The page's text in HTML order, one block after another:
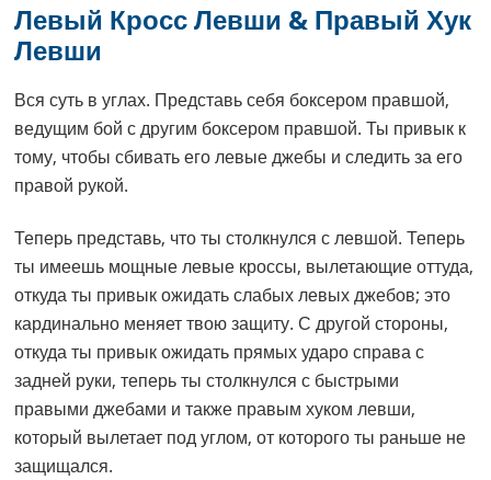
Левый Кросс Левши & Правый Хук
Левши
Вся суть в углах. Представь себя боксером правшой,
ведущим бой с другим боксером правшой. Ты привык к
тому, чтобы сбивать его левые джебы и следить за его
правой рукой.
Теперь представь, что ты столкнулся с левшой. Теперь
ты имеешь мощные левые кроссы, вылетающие оттуда,
откуда ты привык ожидать слабых левых джебов; это
кардинально меняет твою защиту. С другой стороны,
откуда ты привык ожидать прямых ударо справа с
задней руки, теперь ты столкнулся с быстрыми
правыми джебами и также правым хуком левши,
который вылетает под углом, от которого ты раньше не
защищался.